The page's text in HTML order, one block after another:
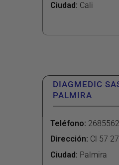
Ciudad: Cali
DIAGMEDIC
PALMIRA
Teléfono: 2685562
Dirección: Cl 57
Ciudad: Palmira